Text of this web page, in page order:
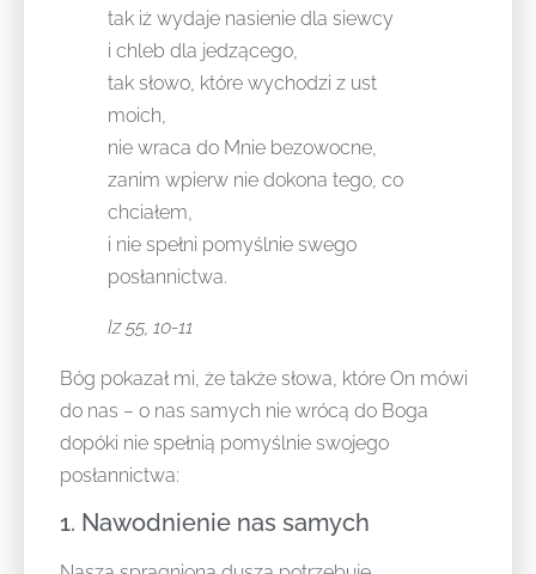
tak iż wydaje nasienie dla siewcy
i chleb dla jedzącego,
tak słowo, które wychodzi z ust
moich,
nie wraca do Mnie bezowocne,
zanim wpierw nie dokona tego, co
chciałem,
i nie spełni pomyślnie swego
posłannictwa.
Iz 55, 10-11
Bóg pokazał mi, że także słowa, które On mówi
do nas – o nas samych nie wrócą do Boga
dopóki nie spełnią pomyślnie swojego
posłannictwa:
1. Nawodnienie nas samych